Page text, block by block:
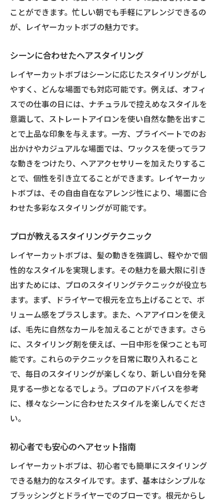
ことができます。忙しい朝でも手軽にアレンジできるの
が、レイヤーカットボブの魅力です。
シーンに合わせたヘアスタイリング
レイヤーカットボブはシーンに応じたスタイリングがし
やすく、どんな場面でも対応可能です。例えば、オフィ
スでの仕事の日には、ナチュラルで控えめなスタイルを
意識して、ストレートアイロンを使い自然な艶を出すこ
とで上品な印象を与えます。一方、プライベートでのお
出かけやカジュアルな場面では、ワックスを使ってラフ
な動きをつけたり、ヘアアクセサリーを加えたりするこ
とで、個性を引き立てることができます。レイヤーカッ
トボブは、その自由自在なアレンジ性により、場面に合
わせた多彩なスタイリングが可能です。
プロが教えるスタイリングテクニック
レイヤーカットボブは、髪の動きを強調し、軽やかで個
性的なスタイルを実現します。その魅力を最大限に引き
出すためには、プロのスタイリングテクニックが役立ち
ます。まず、ドライヤーで根元を立ち上げることで、ボ
リューム感をプラスします。また、ヘアアイロンを使え
ば、毛先に自然なカールを加えることができます。さら
に、スタイリング剤を使えば、一日中形を保つことも可
能です。これらのテクニックを日常に取り入れること
で、毎日のスタイリングが楽しくなり、新しい自分を発
見する一歩となるでしょう。プロのアドバイスを参考
に、様々なシーンに合わせたスタイルを楽しんでくださ
い。
初心者でも安心のヘアセット指南
レイヤーカットボブは、初心者でも簡単にスタイリング
できる魅力的なスタイルです。まず、基本はシンプルな
ブラッシングとドライヤーでのブローです。根元からし